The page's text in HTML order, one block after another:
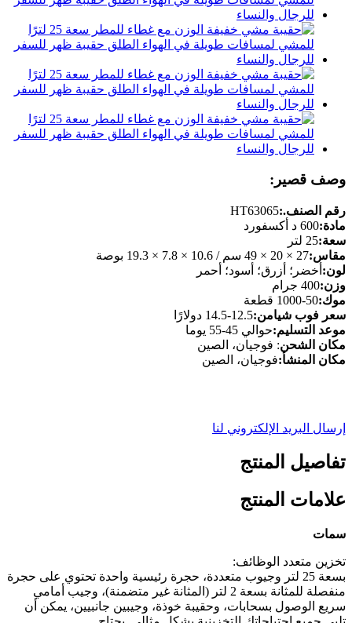
وصف قصير:
رقم الصنف.:HT63065
مادة:600 د أكسفورد
سعة:25 لتر
مقاس:27 × 20 × 49 سم / 10.6 × 7.8 × 19.3 بوصة
لون: أخضر؛ أزرق؛ أسود؛ أحمر
وزن:400 جرام
موك:50-1000 قطعة
سعر فوب شيامن:12.5-14.5 دولارًا
موعد التسليم:حوالي 45-55 يوما
مكان الشحن: فوجيان، الصين
مكان المنشأ:فوجيان، الصين
إرسال البريد الإلكتروني لنا
تفاصيل المنتج
علامات المنتج
سمات
تخزين متعدد الوظائف:
بسعة 25 لتر وجيوب متعددة، حجرة رئيسية واحدة تحتوي على حجرة
منفصلة للمثانة بسعة 2 لتر (المثانة غير متضمنة)، وجيب أمامي
سريع الوصول بسحابات، وحقيبة خوذة، وجيبين جانبيين، يمكن أن